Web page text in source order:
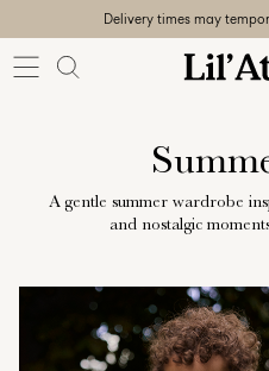
Delivery times may
Baby
Unisex
A gentle summer wardrobe
and nostalgic
w18-plp-catbanner-la-
baby-campaign-
edit-region1